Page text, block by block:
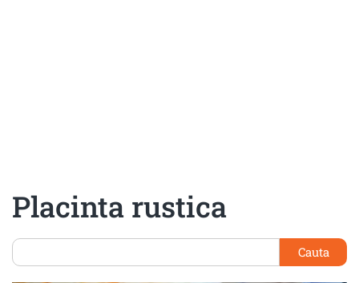
Placinta rustica
Cauta